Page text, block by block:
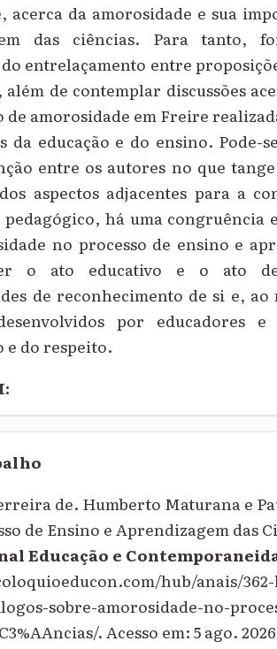
da amorosidade e sua
das ciências. Para tanto,
entrelaçamento entre
de contemplar discussões
amorosidade em Freire
da educação e do ensino. Pode-
entre os autores no que
aspectos adjacentes para a
há uma congruência
no processo de ensino e
o ato educativo e o ato
de reconhecimento de si e, ao
por educadores
e do respeito.
de. Humberto Maturana e
de Ensino e Aprendizagem das
Educação e
hub/anais/
sobre-amorosidade-no-
. Acesso em: 5 ago.